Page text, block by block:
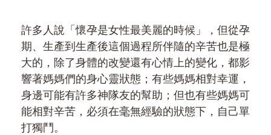
許多人說「懷孕是女性最美麗的時候」，但從孕
期、生產到生產後這個過程所伴隨的辛苦也是極
大的，除了身體的改變還有心情上的變化，都影
響著媽媽們的身心靈狀態；有些媽媽相對幸運，
身邊可能有許多神隊友的幫助；但也有些媽媽可
能相對辛苦，必須在毫無經驗的狀態下，自己單
打獨鬥。